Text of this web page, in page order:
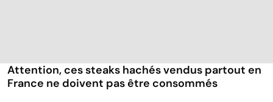
Attention, ces steaks hachés vendus partout en
France ne doivent pas être consommés